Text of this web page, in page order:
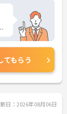
てもらう
日：2026年08月06日